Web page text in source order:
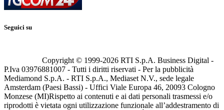
Seguici su
Copyright © 1999-2026 RTI S.p.A. Business Digital -
P.Iva 03976881007 - Tutti i diritti riservati - Per la pubblicità
Mediamond S.p.A. - RTI S.p.A., Mediaset N.V., sede legale
Amsterdam (Paesi Bassi) - Uffici Viale Europa 46, 20093 Cologno
Monzese (MI)Rispetto ai contenuti e ai dati personali trasmessi e/o
riprodotti è vietata ogni utilizzazione funzionale all’addestramento di